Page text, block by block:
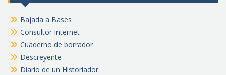
Bajada a Bases
Consultor Internet
Cuaderno de borrador
Descreyente
Diario de un Historiador